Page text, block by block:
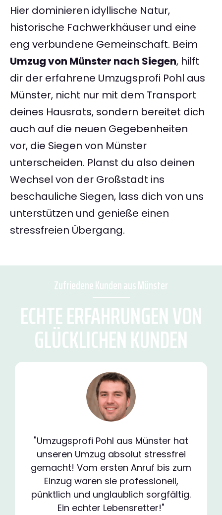
Hier dominieren idyllische Natur,
historische Fachwerkhäuser und eine
eng verbundene Gemeinschaft. Beim
Umzug von Münster nach Siegen, hilft
dir der erfahrene Umzugsprofi Pohl aus
Münster, nicht nur mit dem Transport
deines Hausrats, sondern bereitet dich
auch auf die neuen Gegebenheiten
vor, die Siegen von Münster
unterscheiden. Planst du also deinen
Wechsel von der Großstadt ins
beschauliche Siegen, lass dich von uns
unterstützen und genieße einen
stressfreien Übergang.
Zufriedene Kunden aus Münster
ECHTE ERFAHRUNGEN VON
GLÜCKLICHEN KUNDEN
"Umzugsprofi Pohl aus Münster hat
unseren Umzug absolut stressfrei
gemacht! Vom ersten Anruf bis zum
Einzug waren sie professionell,
pünktlich und unglaublich sorgfältig.
Ein echter Lebensretter!"